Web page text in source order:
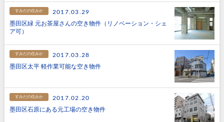
すみだの住みか
2017.03.29
墨田区緑 元お茶屋さんの空き物件（リノベーション・シェ
ア可）
すみだの住みか
2017.03.28
墨田区太平 軽作業可能な空き物件
すみだの住みか
2017.02.20
墨田区石原にある元工場の空き物件